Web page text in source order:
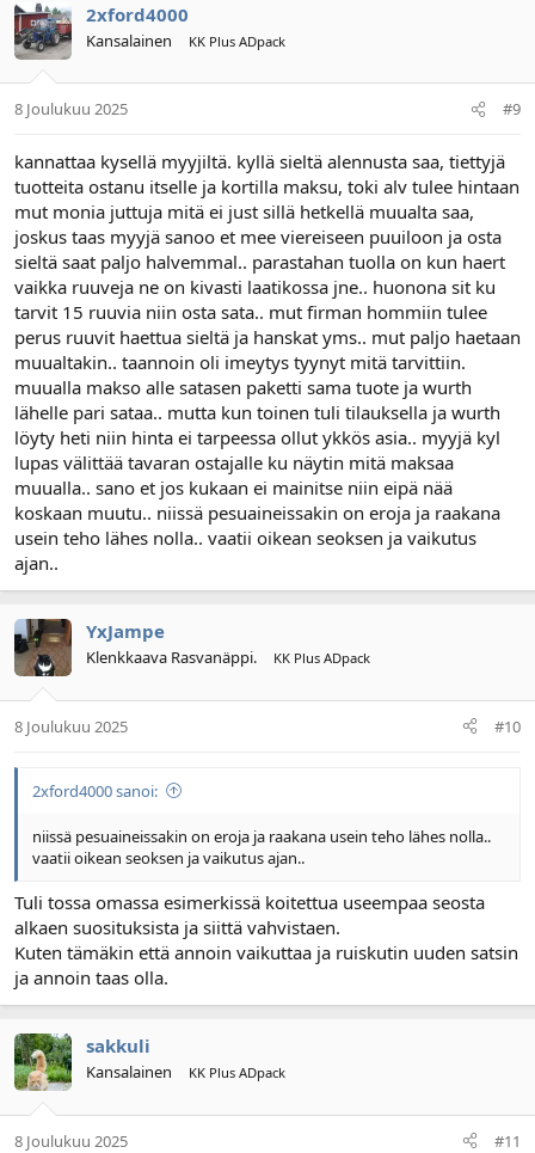
2xford4000
Kansalainen KK Plus ADpack
8 Joulukuu 2025 #9
kannattaa kysellä myyjiltä. kyllä sieltä alennusta saa, tiettyjä
tuotteita ostanu itselle ja kortilla maksu, toki alv tulee hintaan
mut monia juttuja mitä ei just sillä hetkellä muualta saa,
joskus taas myyjä sanoo et mee viereiseen puuiloon ja osta
sieltä saat paljo halvemmal.. parastahan tuolla on kun haert
vaikka ruuveja ne on kivasti laatikossa jne.. huonona sit ku
tarvit 15 ruuvia niin osta sata.. mut firman hommiin tulee
perus ruuvit haettua sieltä ja hanskat yms.. mut paljo haetaan
muualtakin.. taannoin oli imeytys tyynyt mitä tarvittiin.
muualla makso alle satasen paketti sama tuote ja wurth
lähelle pari sataa.. mutta kun toinen tuli tilauksella ja wurth
löyty heti niin hinta ei tarpeessa ollut ykkös asia.. myyjä kyl
lupas välittää tavaran ostajalle ku näytin mitä maksaa
muualla.. sano et jos kukaan ei mainitse niin eipä nää
koskaan muutu.. niissä pesuaineissakin on eroja ja raakana
usein teho lähes nolla.. vaatii oikean seoksen ja vaikutus
ajan..
YxJampe
Klenkkaava Rasvanäppi. KK Plus ADpack
8 Joulukuu 2025 #10
2xford4000 sanoi:
niissä pesuaineissakin on eroja ja raakana usein teho lähes nolla..
vaatii oikean seoksen ja vaikutus ajan..
Tuli tossa omassa esimerkissä koitettua useempaa seosta
alkaen suosituksista ja siittä vahvistaen.
Kuten tämäkin että annoin vaikuttaa ja ruiskutin uuden satsin
ja annoin taas olla.
sakkuli
Kansalainen KK Plus ADpack
8 Joulukuu 2025 #11